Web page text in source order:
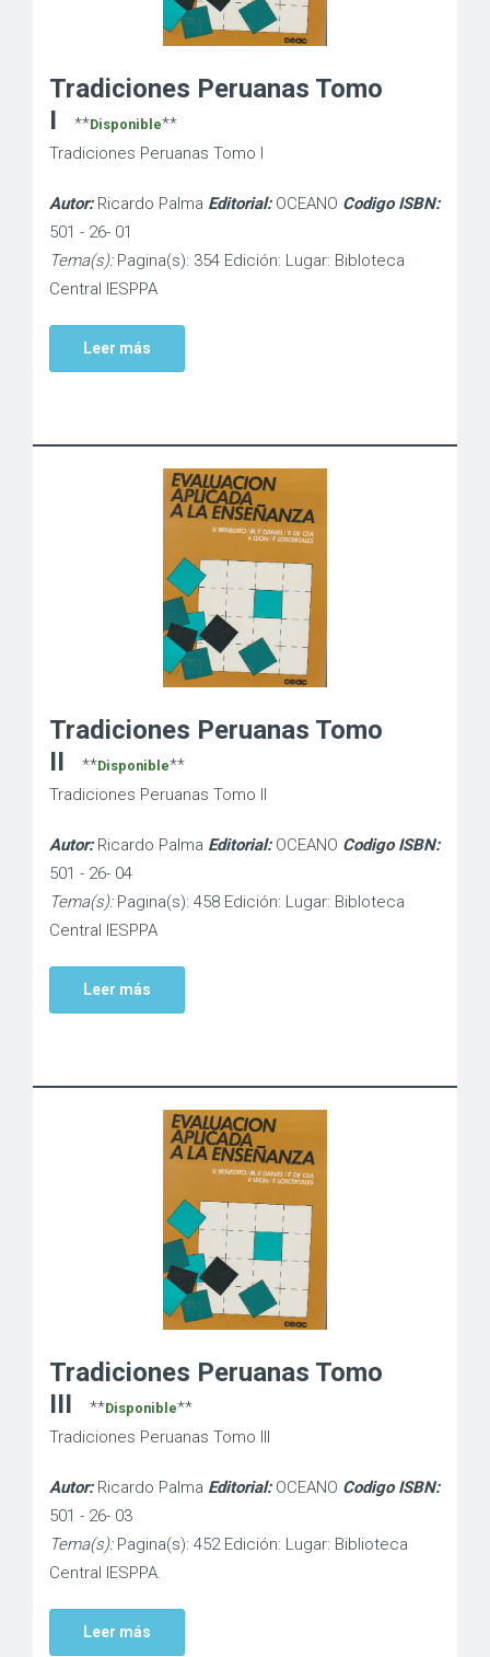
Tradiciones Peruanas Tomo
I **Disponible**
Tradiciones Peruanas Tomo I
Autor:Ricardo Palma Editorial:OCEANO Codigo ISBN:
501 - 26- 01
Tema(s):Pagina(s): 354 Edición: Lugar: Bibloteca
Central IESPPA
Leer más
Tradiciones Peruanas Tomo
II **Disponible**
Tradiciones Peruanas Tomo II
Autor:Ricardo Palma Editorial:OCEANO Codigo ISBN:
501 - 26- 04
Tema(s):Pagina(s): 458 Edición: Lugar: Bibloteca
Central IESPPA
Leer más
Tradiciones Peruanas Tomo
III **Disponible**
Tradiciones Peruanas Tomo III
Autor:Ricardo Palma Editorial:OCEANO Codigo ISBN:
501 - 26- 03
Tema(s):Pagina(s): 452 Edición: Lugar: Biblioteca
Central IESPPA.
Leer más